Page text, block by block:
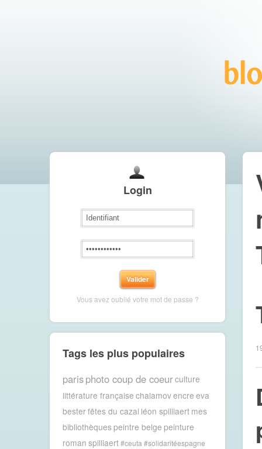
Login
Vous avez oublié votre mot de passe ?
Tags les plus populaires
parisphoto coup de coeurculture
littérature française chalamovencre eva
besterfêtes du cazal léon spilliaert mes
bibliothèquespeintre belge peinture
roman spilliaert #ceuta #solidaritéespagne